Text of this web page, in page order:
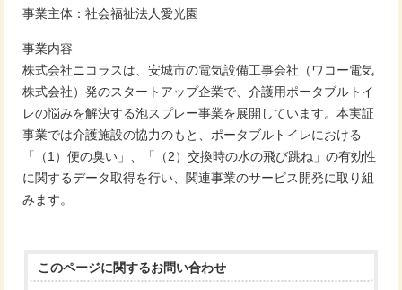
事業主体：社会福祉法人愛光園
事業内容
株式会社ニコラスは、安城市の電気設備工事会社（ワコー電気
株式会社）発のスタートアップ企業で、介護用ポータブルトイ
レの悩みを解決する泡スプレー事業を展開しています。本実証
事業では介護施設の協力のもと、ポータブルトイレにおける
「（1）便の臭い」、「（2）交換時の水の飛び跳ね」の有効性
に関するデータ取得を行い、関連事業のサービス開発に取り組
みます。
このページに関するお問い合わせ